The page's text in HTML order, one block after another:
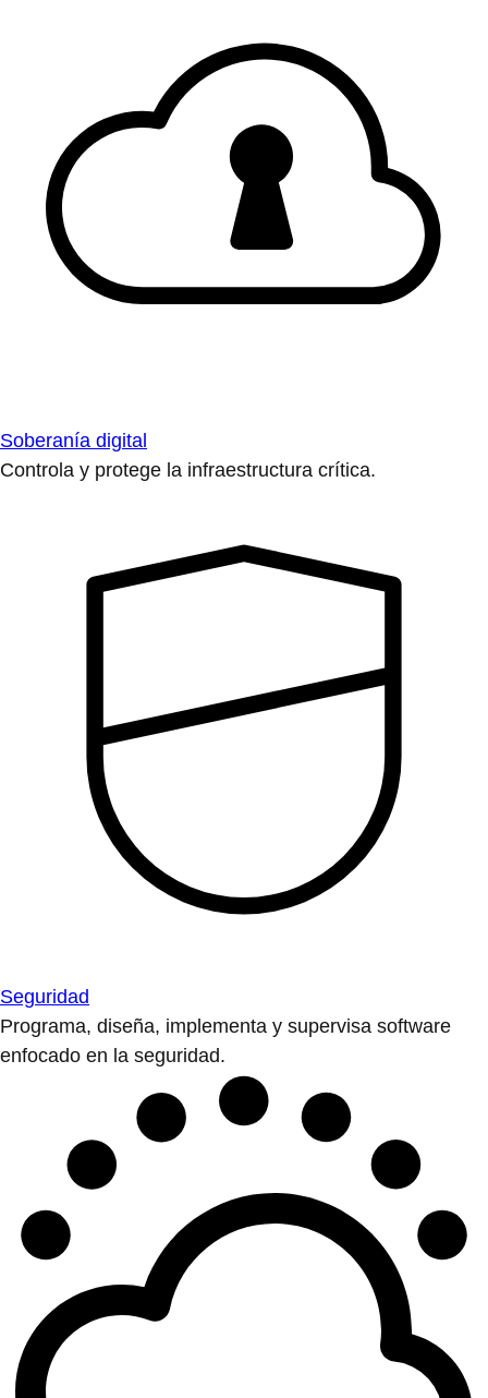
Soberanía digital
Controla y protege la infraestructura crítica.
Seguridad
Programa, diseña, implementa y supervisa software
enfocado en la seguridad.